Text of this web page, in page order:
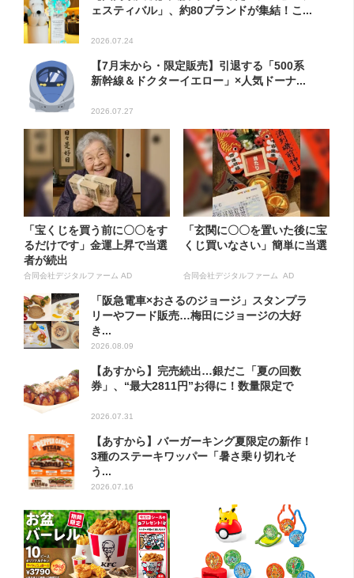
ェスティバル」、約80ブランドが集結！こ...
2026.07.24
【7月末から・限定販売】引退する「500系
新幹線＆ドクターイエロー」×人気ドーナ...
2026.07.27
「宝くじを買う前に〇〇をす
るだけです」金運上昇で当選
者が続出
合同会社デジタルファーム AD
「玄関に〇〇を置いた後に宝
くじ買いなさい」簡単に当選
合同会社デジタルファーム AD
「阪急電車×おさるのジョージ」スタンプラ
リーやフード販売…梅田にジョージの大好
き...
2026.08.09
【あすから】完売続出…銀だこ「夏の回数
券」、“最大2811円”お得に！数量限定で
2026.07.31
【あすから】バーガーキング夏限定の新作！
3種のステーキワッパー「暑さ乗り切れそ
う...
2026.07.16